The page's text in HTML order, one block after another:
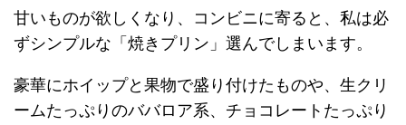
甘いものが欲しくなり、コンビニに寄ると、私は必
ずシンプルな「焼きプリン」選んでしまいます。
豪華にホイップと果物で盛り付けたものや、生クリ
ームたっぷりのババロア系、チョコレートたっぷり